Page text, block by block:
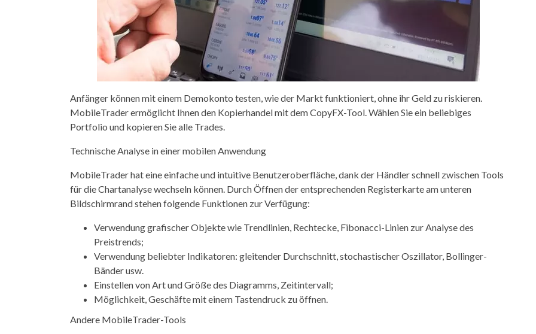
Anfänger können mit einem Demokonto testen, wie der Markt funktioniert, ohne ihr Geld zu riskieren.
MobileTrader ermöglicht Ihnen den Kopierhandel mit dem CopyFX-Tool. Wählen Sie ein beliebiges
Portfolio und kopieren Sie alle Trades.
Technische Analyse in einer mobilen Anwendung
MobileTrader hat eine einfache und intuitive Benutzeroberfläche, dank der Händler schnell zwischen Tools
für die Chartanalyse wechseln können. Durch Öffnen der entsprechenden Registerkarte am unteren
Bildschirmrand stehen folgende Funktionen zur Verfügung:
Verwendung grafischer Objekte wie Trendlinien, Rechtecke, Fibonacci-Linien zur Analyse des
Preistrends;
Verwendung beliebter Indikatoren: gleitender Durchschnitt, stochastischer Oszillator, Bollinger-
Bänder usw.
Einstellen von Art und Größe des Diagramms, Zeitintervall;
Möglichkeit, Geschäfte mit einem Tastendruck zu öffnen.
Andere MobileTrader-Tools